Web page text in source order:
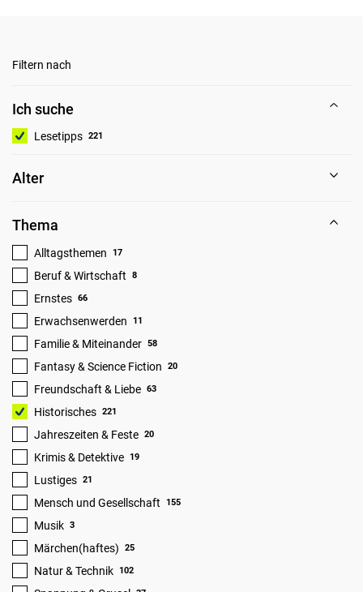
Filtern nach
Ich suche
Lesetipps 221
Alter
Thema
Alltagsthemen 17
Beruf & Wirtschaft 8
Ernstes 66
Erwachsenwerden 11
Familie & Miteinander 58
Fantasy & Science Fiction 20
Freundschaft & Liebe 63
Historisches 221
Jahreszeiten & Feste 20
Krimis & Detektive 19
Lustiges 21
Mensch und Gesellschaft 155
Musik 3
Märchen(haftes) 25
Natur & Technik 102